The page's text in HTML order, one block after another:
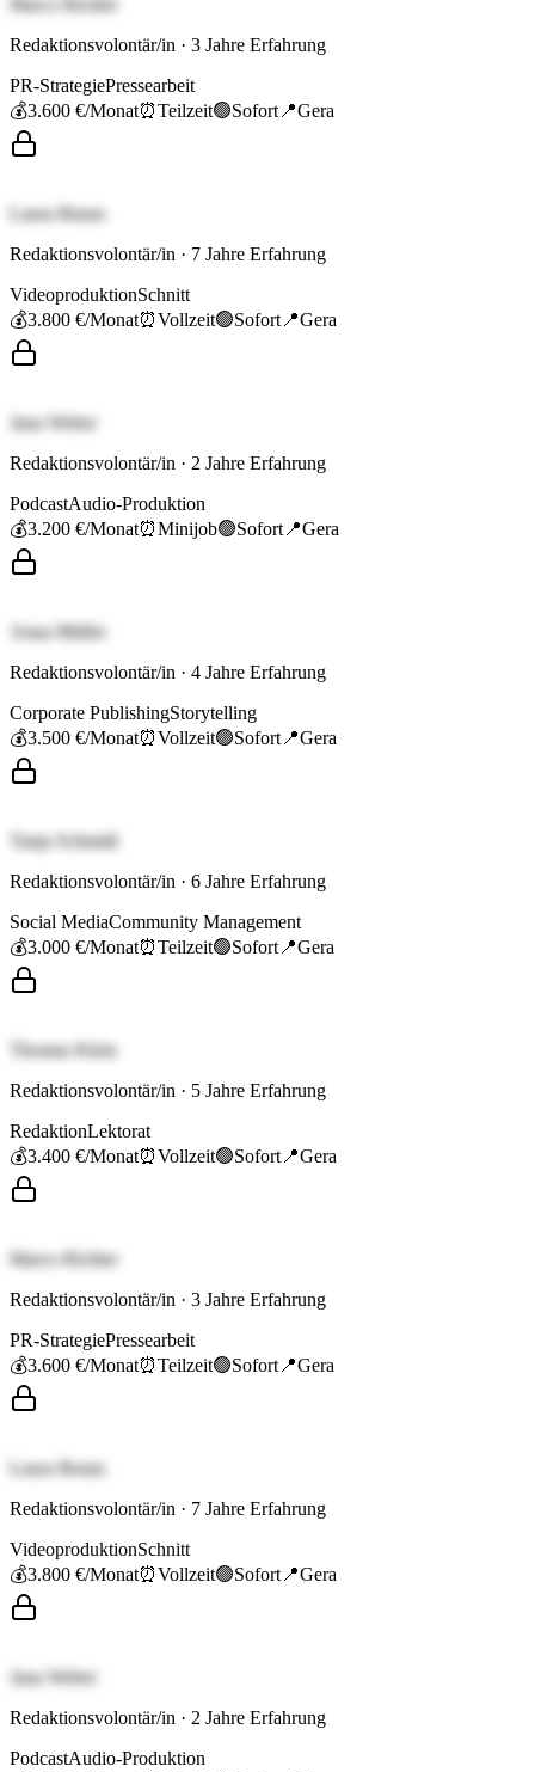
Redaktionsvolontär/in · 3 Jahre Erfahrung
PR-StrategiePressearbeit
💰3.600 €/Monat⏰Teilzeit🟢Sofort 📍Gera
Laura Braun
Redaktionsvolontär/in · 7 Jahre Erfahrung
VideoproduktionSchnitt
💰3.800 €/Monat⏰Vollzeit🟢Sofort 📍Gera
Jana Weber
Redaktionsvolontär/in · 2 Jahre Erfahrung
PodcastAudio-Produktion
💰3.200 €/Monat⏰Minijob🟢Sofort 📍Gera
Anna Müller
Redaktionsvolontär/in · 4 Jahre Erfahrung
Corporate PublishingStorytelling
💰3.500 €/Monat⏰Vollzeit🟢Sofort 📍Gera
Tanja Schmidt
Redaktionsvolontär/in · 6 Jahre Erfahrung
Social MediaCommunity Management
💰3.000 €/Monat⏰Teilzeit🟢Sofort 📍Gera
Thomas Klein
Redaktionsvolontär/in · 5 Jahre Erfahrung
RedaktionLektorat
💰3.400 €/Monat⏰Vollzeit🟢Sofort 📍Gera
Marco Richter
Redaktionsvolontär/in · 3 Jahre Erfahrung
PR-StrategiePressearbeit
💰3.600 €/Monat⏰Teilzeit🟢Sofort 📍Gera
Laura Braun
Redaktionsvolontär/in · 7 Jahre Erfahrung
VideoproduktionSchnitt
💰3.800 €/Monat⏰Vollzeit🟢Sofort 📍Gera
Jana Weber
Redaktionsvolontär/in · 2 Jahre Erfahrung
PodcastAudio-Produktion